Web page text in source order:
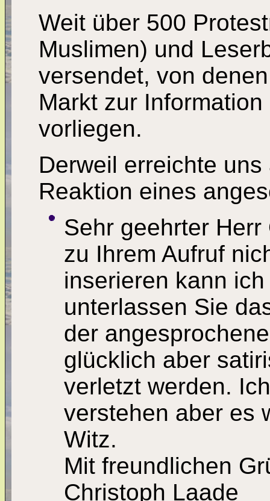
Weit über 500
Muslimen) und
versendet, von
Markt zur
vorliegen.
Derweil erreichte
Reaktion eines
Sehr geehrter Herr
zu Ihrem Aufruf
inserieren kann
unterlassen Sie
der
glücklich aber
verletzt werden.
verstehen aber es
Witz.
Mit freundlichen
Christoph Laade